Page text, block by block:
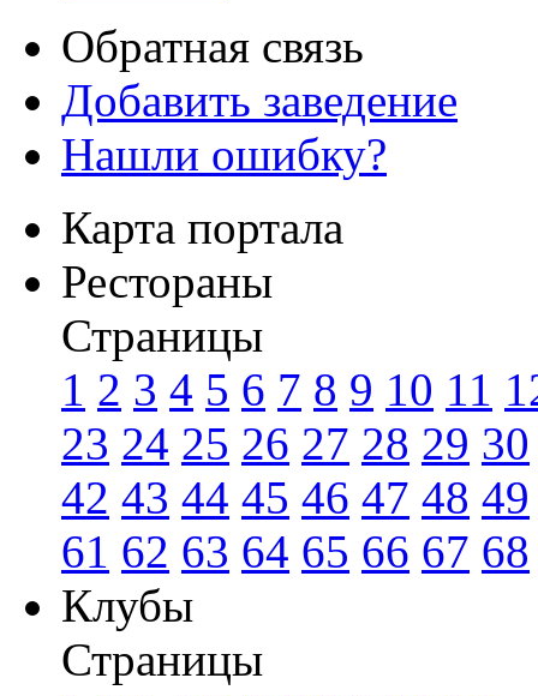
Обратная связь
Добавить заведение
Нашли ошибку?
Карта портала
Рестораны
Страницы
1 2 3 4 5 6 7 8 9 10 11
23 24 25 26 27 28 29 30
42 43 44 45 46 47 48 49
61 62 63 64 65 66 67 68
Клубы
Страницы